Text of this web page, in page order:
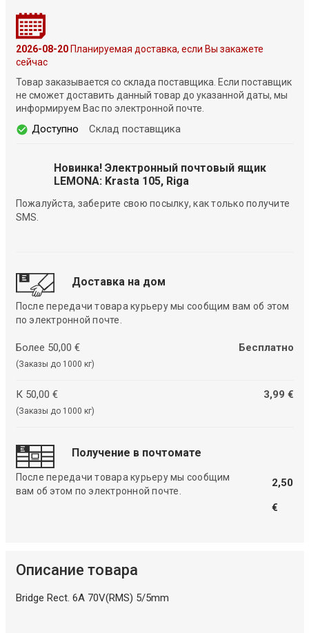
2026-08-20Планируемая доставка, если Вы закажете
сейчас
Товар заказывается со склада поставщика. Если поставщик
не сможет доставить данный товар до указанной даты, мы
информируем Вас по электронной почте.
Доступно Склад поставщика
Новинка! Электронный почтовый ящик
LEMONA: Krasta 105, Riga
Пожалуйста, заберите свою посылку, как только получите
SMS.
Доставка на дом
После передачи товара курьеру мы сообщим вам об этом
по электронной почте.
Более 50,00 €
(Заказы до 1000 кг)
Бесплатно
К 50,00 €
(Заказы до 1000 кг)
3,99 €
Получение в почтомате
После передачи товара курьеру мы сообщим
вам об этом по электронной почте.
2,50
€
Описание товара
Bridge Rect. 6A 70V(RMS) 5/5mm